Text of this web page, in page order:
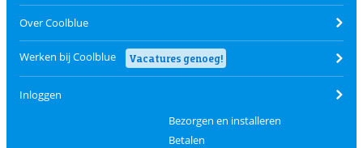
Over Coolblue
Werken bij Coolblue Vacatures genoeg!
Inloggen
Bezorgen en installeren
Betalen